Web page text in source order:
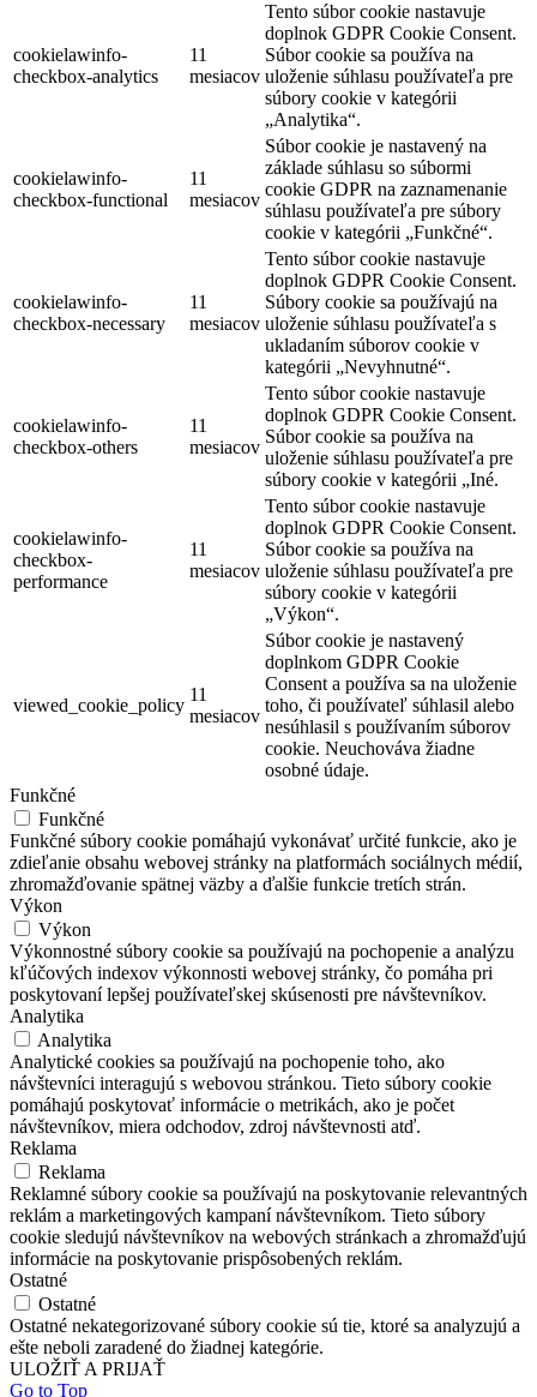
cookielawinfo-
checkbox-analytics
11
mesiacov
Tento súbor cookie nastavuje
doplnok GDPR Cookie Consent.
Súbor cookie sa používa na
uloženie súhlasu používateľa pre
súbory cookie v kategórii
„Analytika“.
cookielawinfo-
checkbox-functional
11
mesiacov
Súbor cookie je nastavený na
základe súhlasu so súbormi
cookie GDPR na zaznamenanie
súhlasu používateľa pre súbory
cookie v kategórii „Funkčné“.
cookielawinfo-
checkbox-necessary
11
mesiacov
Tento súbor cookie nastavuje
doplnok GDPR Cookie Consent.
Súbory cookie sa používajú na
uloženie súhlasu používateľa s
ukladaním súborov cookie v
kategórii „Nevyhnutné“.
cookielawinfo-
checkbox-others
11
mesiacov
Tento súbor cookie nastavuje
doplnok GDPR Cookie Consent.
Súbor cookie sa používa na
uloženie súhlasu používateľa pre
súbory cookie v kategórii „Iné.
cookielawinfo-
checkbox-
performance
11
mesiacov
Tento súbor cookie nastavuje
doplnok GDPR Cookie Consent.
Súbor cookie sa používa na
uloženie súhlasu používateľa pre
súbory cookie v kategórii
„Výkon“.
viewed_cookie_policy
11
mesiacov
Súbor cookie je nastavený
doplnkom GDPR Cookie
Consent a používa sa na uloženie
toho, či používateľ súhlasil alebo
nesúhlasil s používaním súborov
cookie. Neuchováva žiadne
osobné údaje.
Funkčné
Funkčné
Funkčné súbory cookie pomáhajú vykonávať určité funkcie, ako je
zdieľanie obsahu webovej stránky na platformách sociálnych médií,
zhromažďovanie spätnej väzby a ďalšie funkcie tretích strán.
Výkon
Výkon
Výkonnostné súbory cookie sa používajú na pochopenie a analýzu
kľúčových indexov výkonnosti webovej stránky, čo pomáha pri
poskytovaní lepšej používateľskej skúsenosti pre návštevníkov.
Analytika
Analytika
Analytické cookies sa používajú na pochopenie toho, ako
návštevníci interagujú s webovou stránkou. Tieto súbory cookie
pomáhajú poskytovať informácie o metrikách, ako je počet
návštevníkov, miera odchodov, zdroj návštevnosti atď.
Reklama
Reklama
Reklamné súbory cookie sa používajú na poskytovanie relevantných
reklám a marketingových kampaní návštevníkom. Tieto súbory
cookie sledujú návštevníkov na webových stránkach a zhromažďujú
informácie na poskytovanie prispôsobených reklám.
Ostatné
Ostatné
Ostatné nekategorizované súbory cookie sú tie, ktoré sa analyzujú a
ešte neboli zaradené do žiadnej kategórie.
ULOŽIŤ A PRIJAŤ
Go to Top